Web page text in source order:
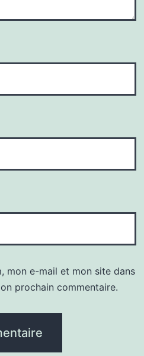
mon e-mail et mon site dans
prochain commentaire.